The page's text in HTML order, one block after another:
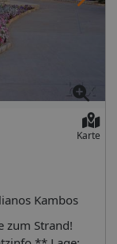
Karte
Kambos
zum Strand!